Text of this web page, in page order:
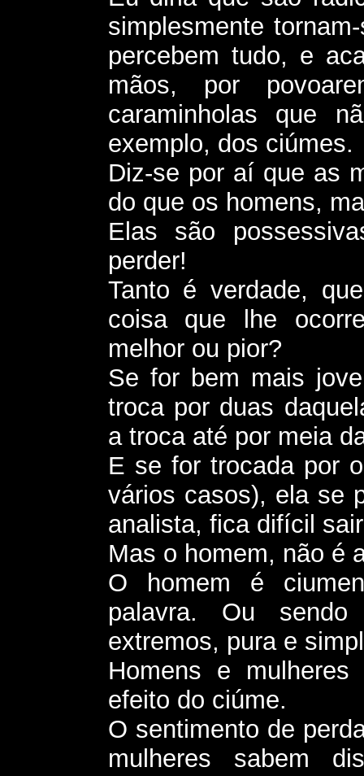
simplesmente
percebem tudo, e
mãos, por
caraminholas que
exemplo, dos ciúmes.
Diz-se por aí que as
do que os homens,
Elas são
perder!
Tanto é verdade,
coisa que lhe
melhor ou pior?
Se for bem mais
troca por duas
a troca até por meia
E se for trocada por
vários casos), ela se
analista, fica difícil
Mas o homem, não é
O homem é
palavra. Ou
extremos, pura e
Homens e
efeito do ciúme.
O sentimento de
mulheres sabem